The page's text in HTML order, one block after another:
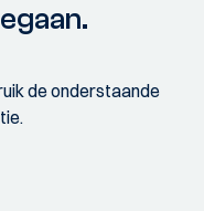
de onderstaande